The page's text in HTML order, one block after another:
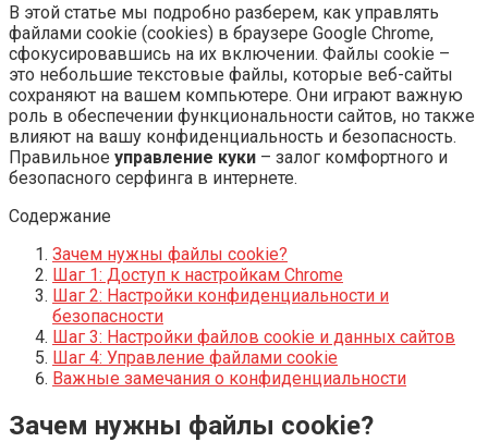
В этой статье мы подробно разберем, как управлять
файлами cookie (cookies) в браузере Google Chrome,
сфокусировавшись на их включении. Файлы cookie –
это небольшие текстовые файлы, которые веб-сайты
сохраняют на вашем компьютере. Они играют важную
роль в обеспечении функциональности сайтов, но также
влияют на вашу конфиденциальность и безопасность.
Правильное управление куки – залог комфортного и
безопасного серфинга в интернете.
Содержание
Зачем нужны файлы cookie?
Шаг 1: Доступ к настройкам Chrome
Шаг 2: Настройки конфиденциальности и
безопасности
Шаг 3: Настройки файлов cookie и данных сайтов
Шаг 4: Управление файлами cookie
Важные замечания о конфиденциальности
Зачем нужны файлы cookie?